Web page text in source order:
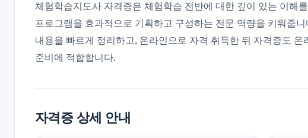
체험학습지도사 자격증은 체험학습 전반에 대한 깊이 있는 이해
프로그램을 효과적으로 기획하고 구성하는 전문 역량을 키워줍
내용을 빠르게 정리하고, 온라인으로 자격 취득한 뒤 자격증도
준비에 적합합니다.
자격증 상세 안내